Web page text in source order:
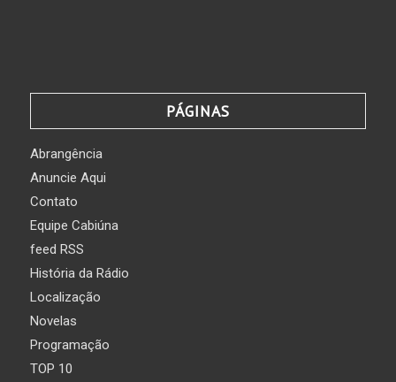
PÁGINAS
Abrangência
Anuncie Aqui
Contato
Equipe Cabiúna
feed RSS
História da Rádio
Localização
Novelas
Programação
TOP 10